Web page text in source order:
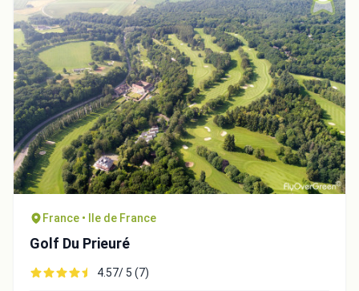
France • Ile de France
Golf Du Prieuré
4.57/ 5 (7)
Close